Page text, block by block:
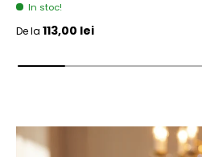
In stoc!
Pret initial
De la 113,00 lei